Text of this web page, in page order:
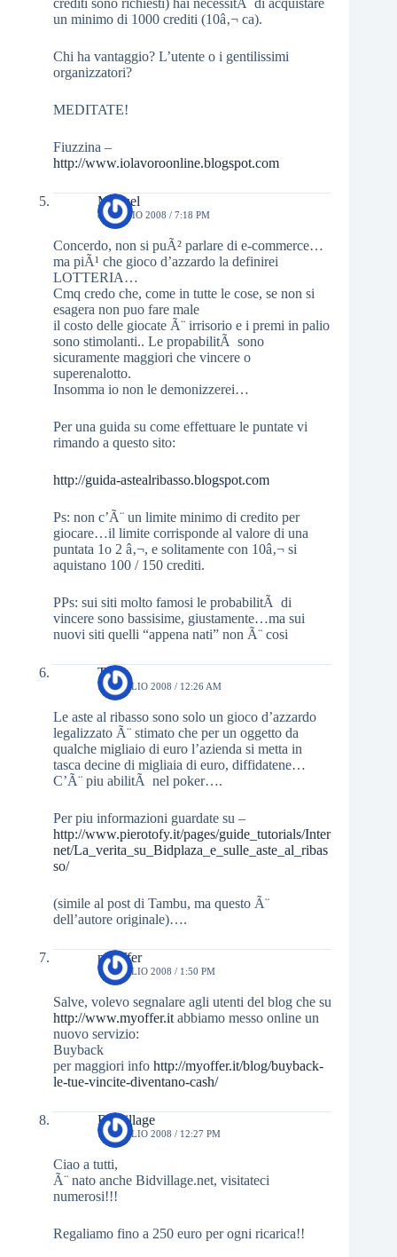
crediti sono richiesti) hai necessitÃ di acquistare
un minimo di 1000 crediti (10â‚¬ ca).
Chi ha vantaggio? L’utente o i gentilissimi
organizzatori?
MEDITATE!
Fiuzzina –
http://www.iolavoroonline.blogspot.com
Manuel
8 LUGLIO 2008 / 7:18 PM
Concerdo, non si puÃ² parlare di e-commerce…
ma piÃ¹ che gioco d’azzardo la definirei
LOTTERIA…
Cmq credo che, come in tutte le cose, se non si
esagera non puo fare male
il costo delle giocate Ã¨ irrisorio e i premi in palio
sono stimolanti.. Le propabilitÃ sono
sicuramente maggiori che vincere o
superenalotto.
Insomma io non le demonizzerei…
Per una guida su come effettuare le puntate vi
rimando a questo sito:
http://guida-astealribasso.blogspot.com
Ps: non c’Ã¨ un limite minimo di credito per
giocare…il limite corrisponde al valore di una
puntata 1o 2 â‚¬, e solitamente con 10â‚¬ si
aquistano 100 / 150 crediti.
PPs: sui siti molto famosi le probabilitÃ di
vincere sono bassisime, giustamente…ma sui
nuovi siti quelli “appena nati” non Ã¨ cosi
Total
10 LUGLIO 2008 / 12:26 AM
Le aste al ribasso sono solo un gioco d’azzardo
legalizzato Ã¨ stimato che per un oggetto da
qualche migliaio di euro l’azienda si metta in
tasca decine di migliaia di euro, diffidatene…
C’Ã¨ piu abilitÃ nel poker….
Per piu informazioni guardate su –
http://www.pierotofy.it/pages/guide_tutorials/Inter
net/La_verita_su_Bidplaza_e_sulle_aste_al_ribas
so/
(simile al post di Tambu, ma questo Ã¨
dell’autore originale)….
myoffer
10 LUGLIO 2008 / 1:50 PM
Salve, volevo segnalare agli utenti del blog che su
http://www.myoffer.it abbiamo messo online un
nuovo servizio:
Buyback
per maggiori info http://myoffer.it/blog/buyback-
le-tue-vincite-diventano-cash/
Bidvillage
14 LUGLIO 2008 / 12:27 PM
Ciao a tutti,
Ã¨ nato anche Bidvillage.net, visitateci
numerosi!!!
Regaliamo fino a 250 euro per ogni ricarica!!